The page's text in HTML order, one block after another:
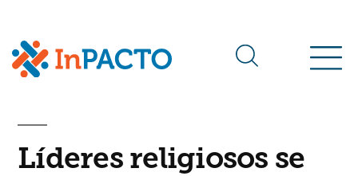
Global Networ Freedom
Líderes religiosos se